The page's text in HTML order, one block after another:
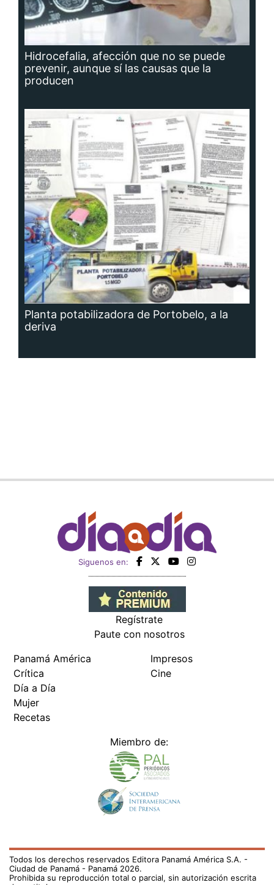
Hidrocefalia, afección que no se puede
prevenir, aunque sí las causas que la
producen
Planta potabilizadora de Portobelo, a la
deriva
Siguenos en:
Regístrate
Paute con nosotros
Panamá América
Crítica
Día a Día
Mujer
Recetas
Impresos
Cine
Miembro de:
Todos los derechos reservados Editora Panamá América S.A. -
Ciudad de Panamá - Panamá 2026.
Prohibida su reproducción total o parcial, sin autorización escrita